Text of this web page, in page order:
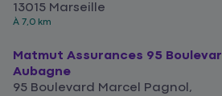
13015 Marseille
À 7,0 km
Matmut Assurances 95
Aubagne
95 Boulevard Marcel Pagnol,